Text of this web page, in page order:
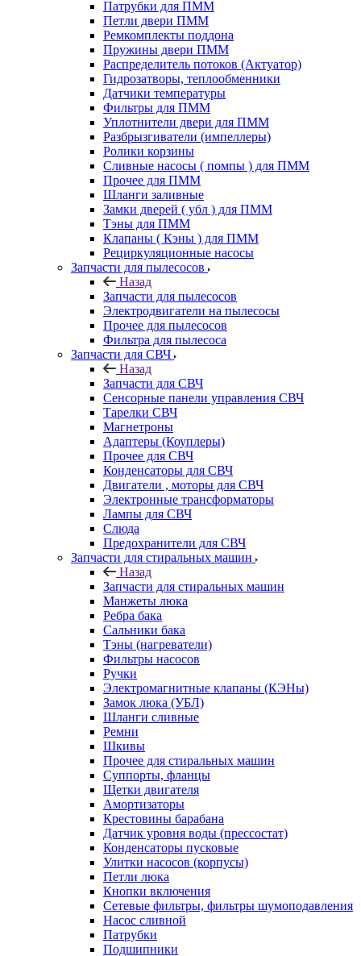
Патрубки для ПММ
Петли двери ПММ
Ремкомплекты поддона
Пружины двери ПММ
Распределитель потоков (Актуатор)
Гидрозатворы, теплообменники
Датчики температуры
Фильтры для ПММ
Уплотнители двери для ПММ
Разбрызгиватели (импеллеры)
Ролики корзины
Сливные насосы ( помпы ) для ПММ
Прочее для ПММ
Шланги заливные
Замки дверей ( убл ) для ПММ
Тэны для ПММ
Клапаны ( Кэны ) для ПММ
Рециркуляционные насосы
Запчасти для пылесосов
Назад
Запчасти для пылесосов
Электродвигатели на пылесосы
Прочее для пылесосов
Фильтра для пылесоса
Запчасти для СВЧ
Назад
Запчасти для СВЧ
Сенсорные панели управления СВЧ
Тарелки СВЧ
Магнетроны
Адаптеры (Коуплеры)
Прочее для СВЧ
Конденсаторы для СВЧ
Двигатели , моторы для СВЧ
Электронные трансформаторы
Лампы для СВЧ
Слюда
Предохранители для СВЧ
Запчасти для стиральных машин
Назад
Запчасти для стиральных машин
Манжеты люка
Ребра бака
Сальники бака
Тэны (нагреватели)
Фильтры насосов
Ручки
Электромагнитные клапаны (КЭНы)
Замок люка (УБЛ)
Шланги сливные
Ремни
Шкивы
Прочее для стиральных машин
Суппорты, фланцы
Щетки двигателя
Амортизаторы
Крестовины барабана
Датчик уровня воды (прессостат)
Конденсаторы пусковые
Улитки насосов (корпусы)
Петли люка
Кнопки включения
Сетевые фильтры, фильтры шумоподавления
Насос сливной
Патрубки
Подшипники